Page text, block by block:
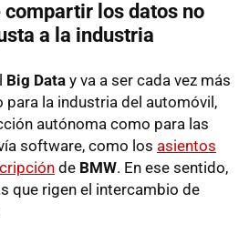
los datos no
a la industria
Big Data y va a ser cada vez más
para la industria del automóvil,
autónoma como para las
software, como los asientos
de BMW. En ese sentido,
que rigen el intercambio de